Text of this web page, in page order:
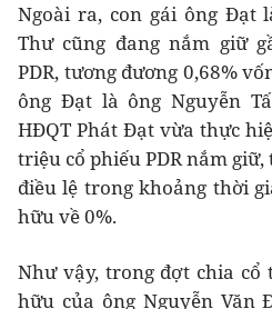
Ngoài ra, con gái ông Đạt
Thư cũng đang nắm giữ
PDR, tương đương 0,68%
ông Đạt là ông Nguyễn
HĐQT Phát Đạt vừa thực
triệu cổ phiếu PDR nắm
điều lệ trong khoảng thời
hữu về 0%.
Như vậy, trong đợt chia cổ
hữu của ông Nguyễn Văn